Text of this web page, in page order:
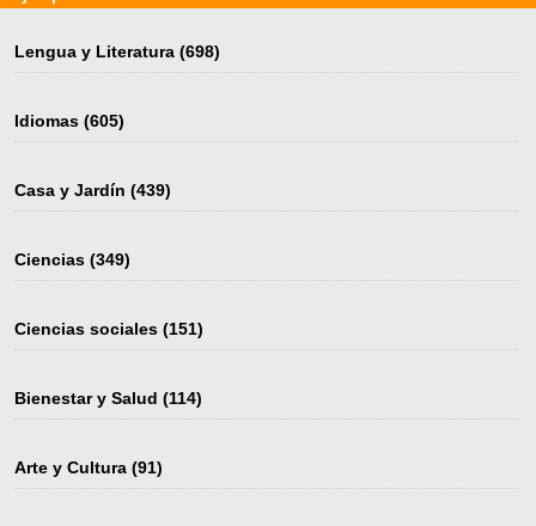
Lengua y Literatura (698)
Idiomas (605)
Casa y Jardín (439)
Ciencias (349)
Ciencias sociales (151)
Bienestar y Salud (114)
Arte y Cultura (91)